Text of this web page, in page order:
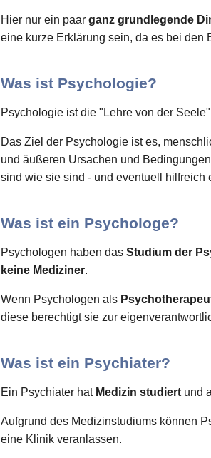
Hier nur ein paar ganz grundlegende
eine kurze Erklärung sein, da es bei den
Was ist Psychologie?
Psychologie ist die "Lehre von der
Das Ziel der Psychologie ist es,
und äußeren Ursachen und
sind wie sie sind - und eventuell hilfreich
Was ist ein Psychologe?
Psychologen haben das Studium der
keine Mediziner.
Wenn Psychologen als
diese berechtigt sie zur
Was ist ein Psychiater?
Ein Psychiater hat Medizin studiertund
Aufgrund des Medizinstudiums können
eine Klinik veranlassen.